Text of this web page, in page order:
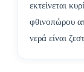
εκτείνεται
φθινοπώρου
νερά είναι